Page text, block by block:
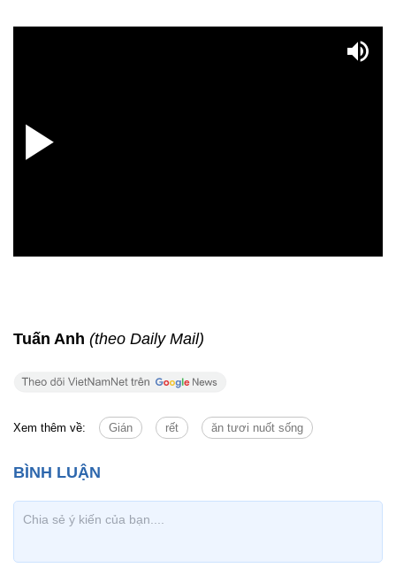
Tuấn Anh (theo Daily Mail)
Xem thêm về: Gián rết ăn tươi nuốt sống